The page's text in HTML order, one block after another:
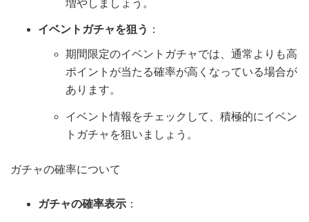
増やしましょう。
イベントガチャを狙う ：
期間限定のイベントガチャでは、通常よりも高
ポイントが当たる確率が高くなっている場合が
あります。
イベント情報をチェックして、積極的にイベン
トガチャを狙いましょう。
ガチャの確率について
ガチャの確率表示 ：